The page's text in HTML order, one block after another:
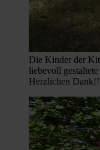
Die Kinder der
liebevoll
Herzlichen